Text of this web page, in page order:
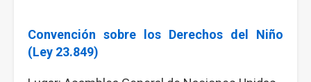
Convención sobre los Derechos del Niño
(Ley 23.849)